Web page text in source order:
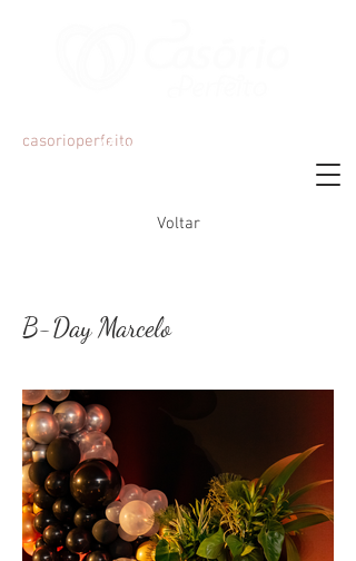
casorioperfeitoMariana Martins
Voltar
B-Day Marcelo